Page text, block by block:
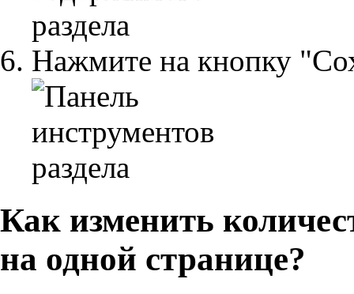
Нажмите на кнопку
Как изменить
на одной странице?